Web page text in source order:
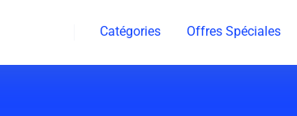
Catégories Offres Spéciales